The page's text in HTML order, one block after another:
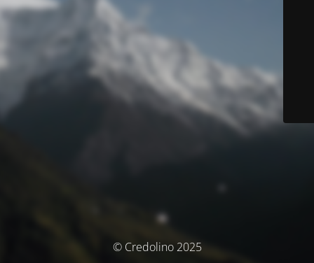
© Credolino 2025